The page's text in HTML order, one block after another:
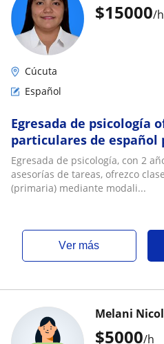
$15000/h
Cúcuta
Español
Egresada de psicología
particulares de español
primaria en la ciudad
Egresada de psicología, con 2
asesorías de tareas, ofrezco
(primaria) mediante modali...
ver más
$5000/h
Melani